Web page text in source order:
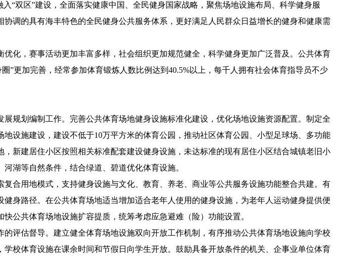
“双区”建设，全面落实健康中国、全民健身国家战略，聚焦场地设施布局、科学健身服
调的具有海丰特色的全民健身公共服务体系，更好满足人民群众日益增长的健身和健康需
，赛事活动更加丰富多样，社会组织更加规范健全，科学健身更加广泛普及。公共体育
”更加完善，经常参加体育锻炼人数比例达到40.5%以上，每千人拥有社会体育指导员不少
划编制工作。完善公共体育场地健身设施标准化建设，优化场地设施资源配置。制定全
设施建设，建设不低于10万平方米的体育公园，推动社区体育公园、小型足球场、多功能
新建居住小区按照相关标准配套建设健身设施，未达标准的现有居住小区结合城镇老旧小
河湖等自然条件，结合绿道、碧道优化体育设施。
用地模式，支持健身设施与文化、教育、养老、商业等公共服务设施功能整合共建。有
身路径。在公共体育场地适当增加适合老年人使用的健身设施，为老年人运动健身提供便
快公共体育场地设施扩容提质，统筹考虑应急避难（险）功能设置。
估督导。建立健全体育场地设施双向开放工作机制，有序推动公共体育场地设施向学校
校体育设施在课余时间和节假日向学生开放。鼓励具备开放条件的机关、企事业单位体育